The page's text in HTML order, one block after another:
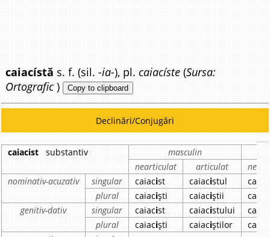
caiacístă s. f. (sil.-ia-), pl.caiacíste (Sursa:
Ortografic ) Copy to clipboard
Declinări/Conjugări
caiacist substantiv
masculin
nearticulat
articulat
nominativ-acuzativ
singular caiacist caiacistul caiac
plural
caiaciști caiaciștii caiac
genitiv-dativ
singular caiacist caiacistului caiac
plural
caiaciști caiaciștilor caiac